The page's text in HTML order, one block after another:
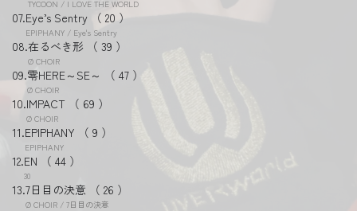
TYCOON / I LOVE THE WORLD
Eye’s Sentry 20
EPIPHANY / Eye's Sentry
在るべき形 39
Ø CHOIR
零HERE～SE～ 47
Ø CHOIR
IMPACT 69
Ø CHOIR
EPIPHANY 9
EPIPHANY
EN 44
30
7日目の決意 26
Ø CHOIR / 7日目の決意